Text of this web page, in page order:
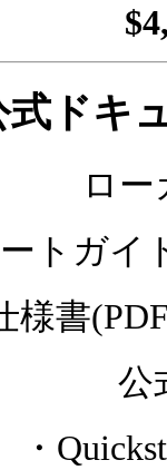
式ドキ
ロ
ートガ
様書
公
・